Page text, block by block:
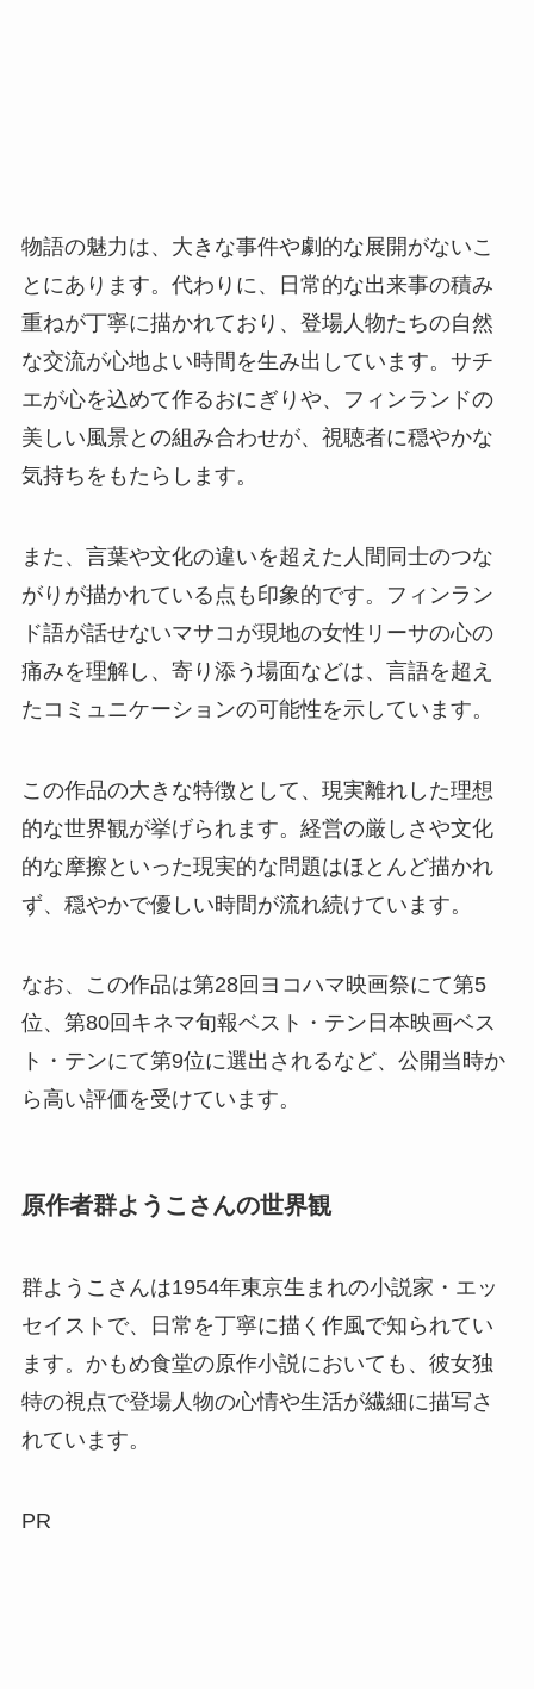
物語の魅力は、大きな事件や劇的な展開がないこ
とにあります。代わりに、日常的な出来事の積み
重ねが丁寧に描かれており、登場人物たちの自然
な交流が心地よい時間を生み出しています。サチ
エが心を込めて作るおにぎりや、フィンランドの
美しい風景との組み合わせが、視聴者に穏やかな
気持ちをもたらします。
また、言葉や文化の違いを超えた人間同士のつな
がりが描かれている点も印象的です。フィンラン
ド語が話せないマサコが現地の女性リーサの心の
痛みを理解し、寄り添う場面などは、言語を超え
たコミュニケーションの可能性を示しています。
この作品の大きな特徴として、現実離れした理想
的な世界観が挙げられます。経営の厳しさや文化
的な摩擦といった現実的な問題はほとんど描かれ
ず、穏やかで優しい時間が流れ続けています。
なお、この作品は第28回ヨコハマ映画祭にて第5
位、第80回キネマ旬報ベスト・テン日本映画ベス
ト・テンにて第9位に選出されるなど、公開当時か
ら高い評価を受けています。
原作者群ようこさんの世界観
群ようこさんは1954年東京生まれの小説家・エッ
セイストで、日常を丁寧に描く作風で知られてい
ます。かもめ食堂の原作小説においても、彼女独
特の視点で登場人物の心情や生活が繊細に描写さ
れています。
PR